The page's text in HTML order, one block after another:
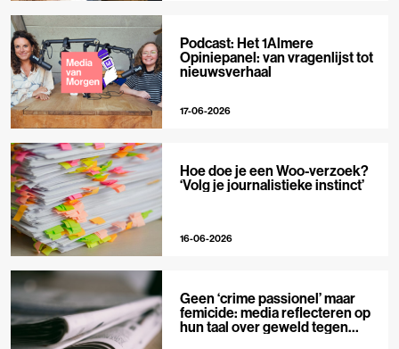
Podcast: Het 1Almere
Opiniepanel: van vragenlijst tot
nieuwsverhaal
17-06-2026
Hoe doe je een Woo-verzoek?
‘Volg je journalistieke instinct’
16-06-2026
Geen ‘crime passionel’ maar
femicide: media reflecteren op
hun taal over geweld tegen